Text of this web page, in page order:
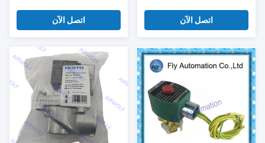
اتصل الآن اتصل الآن